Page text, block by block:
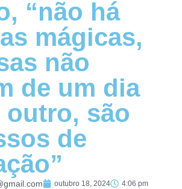
“não há
mágicas,
não
de um dia
outro, são
de
outubro 18, 2024 4:06 pm